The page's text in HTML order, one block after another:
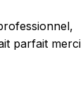
parfait merci